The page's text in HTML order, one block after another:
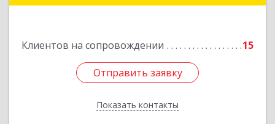
Клиентов на сопровождении 15
Отправить заявку
Показать контакты
Отправить заявку
Назад